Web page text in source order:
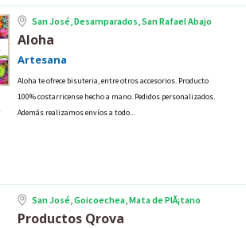
San José, Desamparados, San Rafael Abajo
Aloha
Artesana
Aloha te ofrece bisuteria, entre otros accesorios. Producto
100% costarricense hecho a mano. Pedidos personalizados.
Además realizamos envíos a todo...
San José, Goicoechea, Mata de PlÃ¡tano
Productos Qrova